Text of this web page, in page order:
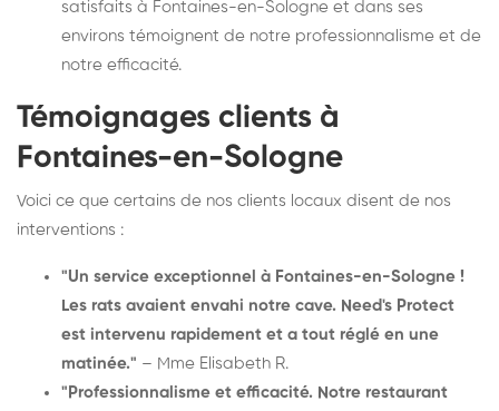
satisfaits à Fontaines-en-Sologne et dans ses
environs témoignent de notre professionnalisme et de
notre efficacité.
Témoignages clients à
Fontaines-en-Sologne
Voici ce que certains de nos clients locaux disent de nos
interventions :
"Un service exceptionnel à Fontaines-en-Sologne !
Les rats avaient envahi notre cave. Need's Protect
est intervenu rapidement et a tout réglé en une
matinée." – Mme Elisabeth R.
"Professionnalisme et efficacité. Notre restaurant